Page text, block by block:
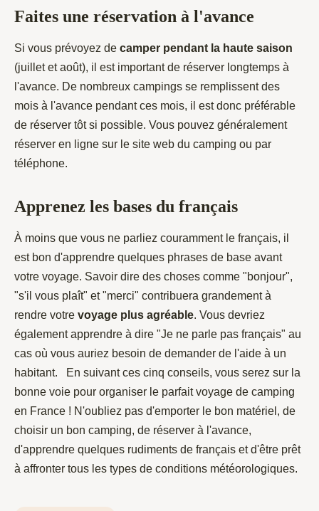
Faites une réservation à l'avance
Si vous prévoyez de camper pendant la haute saison
(juillet et août), il est important de réserver longtemps à
l'avance. De nombreux campings se remplissent des
mois à l'avance pendant ces mois, il est donc préférable
de réserver tôt si possible. Vous pouvez généralement
réserver en ligne sur le site web du camping ou par
téléphone.
Apprenez les bases du français
À moins que vous ne parliez couramment le français, il
est bon d'apprendre quelques phrases de base avant
votre voyage. Savoir dire des choses comme "bonjour",
"s'il vous plaît" et "merci" contribuera grandement à
rendre votre voyage plus agréable. Vous devriez
également apprendre à dire "Je ne parle pas français" au
cas où vous auriez besoin de demander de l'aide à un
habitant. En suivant ces cinq conseils, vous serez sur la
bonne voie pour organiser le parfait voyage de camping
en France ! N'oubliez pas d'emporter le bon matériel, de
choisir un bon camping, de réserver à l'avance,
d'apprendre quelques rudiments de français et d'être prêt
à affronter tous les types de conditions météorologiques.